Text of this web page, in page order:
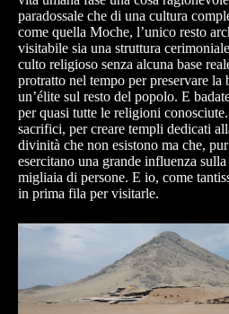
paradossale che di una cultura
come quella Moche, l’unico resto
visitabile sia una struttura
culto religioso senza alcuna base
protratto nel tempo per preservare la
un’élite sul resto del popolo. E
per quasi tutte le religioni
sacrifici, per creare templi dedicati
divinità che non esistono ma che,
esercitano una grande influenza
migliaia di persone. E io, come
in prima fila per visitarle.